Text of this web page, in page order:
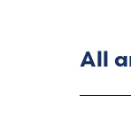
All